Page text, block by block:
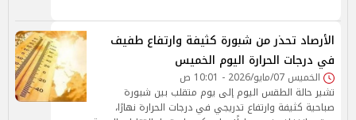
الأرصاد تحذر من شبورة كثيفة وارتفاع طفيف
في درجات الحرارة اليوم الخميس
الخميس 07/مايو/2026 - 10:01 ص
تشير حالة الطقس اليوم إلى يوم متقلب بين شبورة
صباحية كثيفة وارتفاع تدريجي في درجات الحرارة نهارًا،